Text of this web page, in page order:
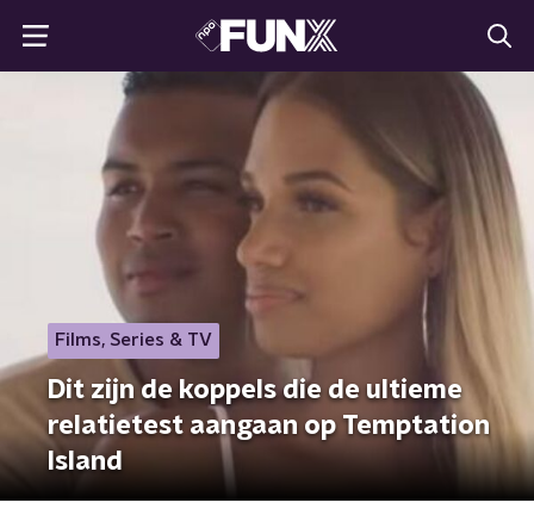
Films, Series & TV
Dit zijn de koppels die de ultieme
relatietest aangaan op Temptation
Island